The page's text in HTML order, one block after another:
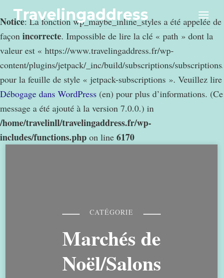
Notice: La fonction wp_maybe_inline_styles a été appelée de
façon incorrecte. Impossible de lire la clé « path » dont la
valeur est « https://www.travelingaddress.fr/wp-
content/plugins/jetpack/_inc/build/subscriptions/
pour la feuille de style « jetpack-subscriptions ». Veuillez lire
Débogage dans WordPress (en) pour plus d’informations. (Ce
message a été ajouté à la version 7.0.0.) in
/home/travelinll/travelingaddress.fr/wp-
includes/functions.php on line 6170
Travelingaddress
CATÉGORIE
Marchés de
Noël/Salons